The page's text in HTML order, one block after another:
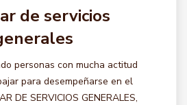
de servicios
personas con mucha actitud
para desempeñarse en el
DE SERVICIOS GENERALES,